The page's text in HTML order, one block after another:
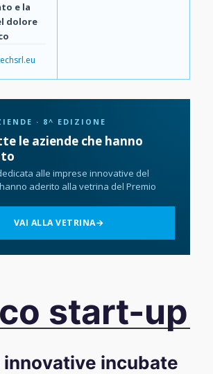
e la
dolore
· 8^ EDIZIONE
le aziende che hanno
alle imprese innovative del
aderito alla vetrina del Premio
VAI ALLA VETRINA→
start-up
incubate